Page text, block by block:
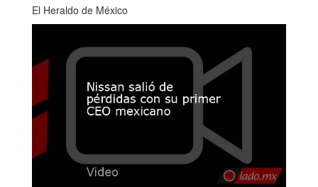
El Heraldo de México